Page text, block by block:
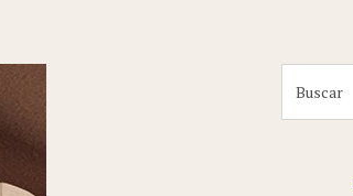
for: